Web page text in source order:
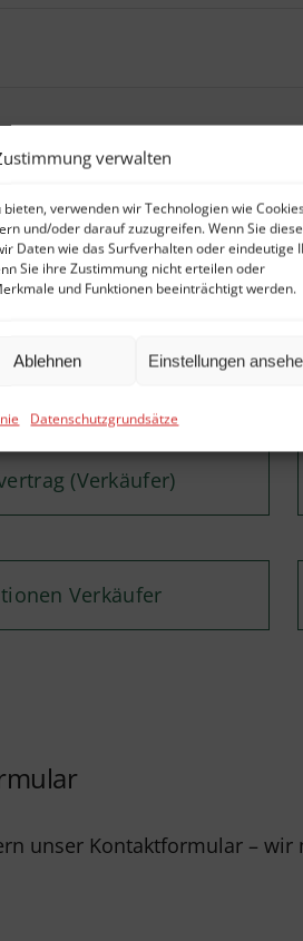
verwalten
verwenden wir Technologien wie
und/oder darauf zuzugreifen. Wenn Sie
Daten wie das Surfverhalten oder eindeutige
Sie ihre Zustimmung nicht erteilen oder
und Funktionen beeinträchtigt werden.
Ablehnen Einstellungen
Datenschutzgrundsätze
zur Verfügung
(Verkäufer)
Verkäufer
unser Kontaktformular –